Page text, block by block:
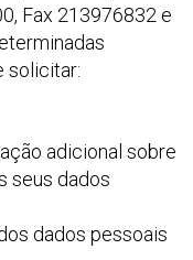
Fax 213976832 e
solicitar:
adicional sobre
seus dados
dados pessoais